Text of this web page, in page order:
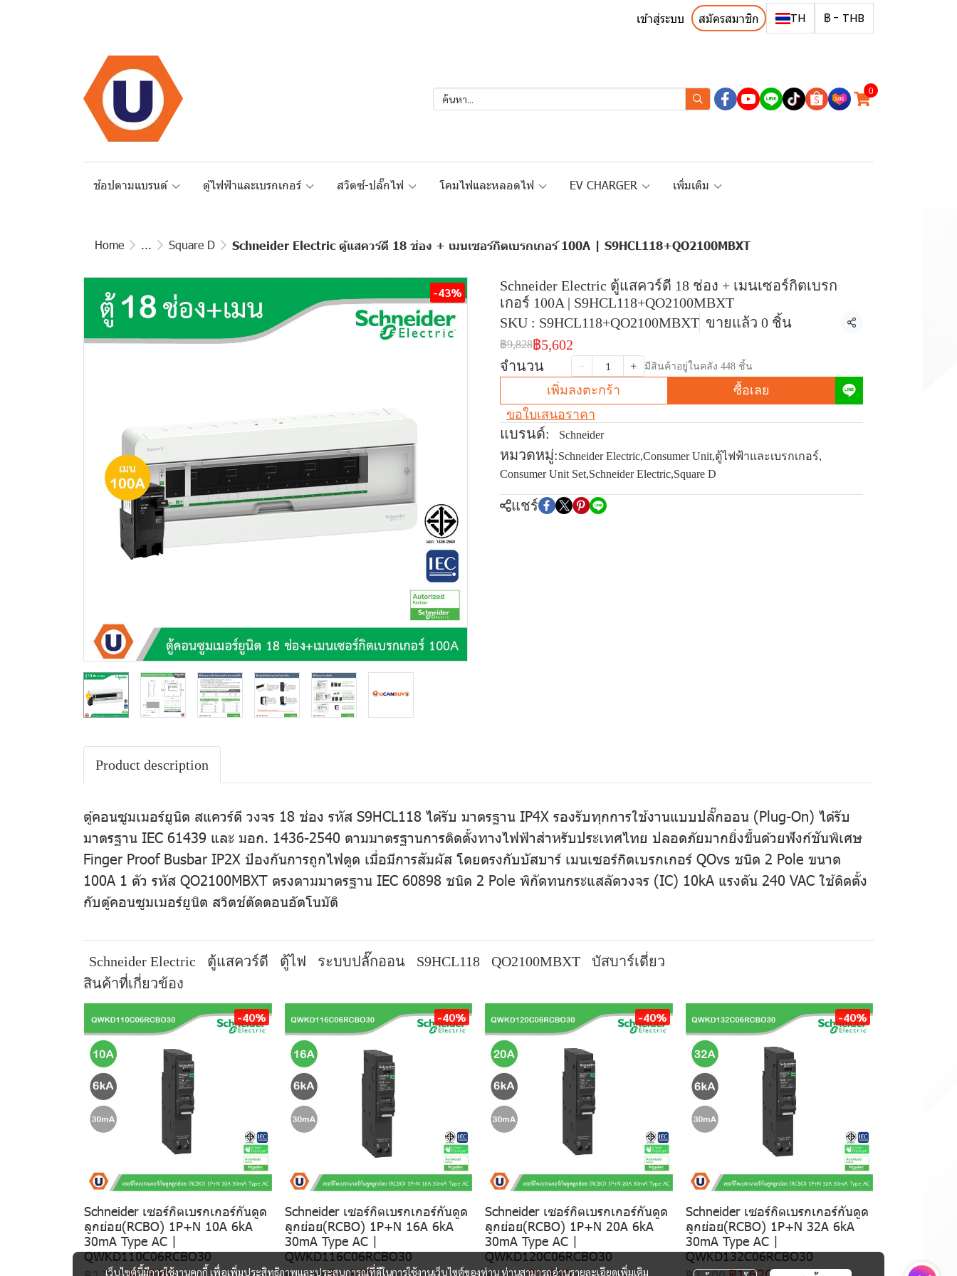
เข้าสู่ระบบ สมัครสมาชิก TH ฿ - THB
0
ช้อปตามแบรนด์ ตู้ไฟฟ้าและเบรกเกอร์ สวิตซ์-ปลั๊กไฟ โคมไฟและหลอดไฟ EV CHARGER เพิ่มเติม
Home ... Square D Schneider Electric ตู้แสควร์ดี 18 ช่อง + เมนเซอร์กิตเบรกเกอร์ 100A | S9HCL118+QO2100MBXT
-43%
Schneider Electric ตู้แสควร์ดี 18 ช่อง + เมนเซอร์กิตเบรก
เกอร์ 100A | S9HCL118+QO2100MBXT
SKU : S9HCL118+QO2100MBXT ขายแล้ว 0 ชิ้น แชร์
฿9,828฿5,602
จำนวน
มีสินค้าอยู่ในคลัง 448 ชิ้น
เพิ่มลงตะกร้า
ซื้อเลย
ขอใบเสนอราคา
แบรนด์: Schneider
หมวดหมู่:Schneider Electric,Consumer Unit,ตู้ไฟฟ้าและเบรกเกอร์,
Consumer Unit Set,Schneider Electric,Square D
แชร์
Product description
ตู้คอนซูมเมอร์ยูนิต สแควร์ดี วงจร 18 ช่อง รหัส S9HCL118 ได้รับ มาตรฐาน IP4X รองรับทุกการใช้งานแบบปลั๊กออน (Plug-On) ได้รับ
มาตรฐาน IEC 61439 และ มอก. 1436-2540 ตามมาตรฐานการติดตั้งทางไฟฟ้าสำหรับประเทศไทย ปลอดภัยมากยิ่งขึ้นด้วยฟังก์ชันพิเศษ
Finger Proof Busbar IP2X ป้องกันการถูกไฟดูด เมื่อมีการสัมผัส โดยตรงกับบัสบาร์ เมนเซอร์กิตเบรกเกอร์ QOvs ชนิด 2 Pole ขนาด
100A 1 ตัว รหัส QO2100MBXT ตรงตามมาตรฐาน IEC 60898 ชนิด 2 Pole พิกัดทนกระแสลัดวงจร (IC) 10kA แรงดัน 240 VAC ใช้ติดตั้ง
กับตู้คอนซูมเมอร์ยูนิต สวิตช์ตัดตอนอัตโนมัติ
Schneider Electric ตู้แสควร์ดี ตู้ไฟ ระบบปลั๊กออน S9HCL118 QO2100MBXT
บัสบาร์เดี่ยว
สินค้าที่เกี่ยวข้อง
-40%
Schneider เซอร์กิตเบรกเกอร์กันดูด
ลูกย่อย(RCBO) 1P+N 10A 6kA
30mA Type AC |
QWKD110C06RCBO30
-40%
Schneider เซอร์กิตเบรกเกอร์กันดูด
ลูกย่อย(RCBO) 1P+N 16A 6kA
30mA Type AC |
QWKD116C06RCBO30
-40%
Schneider เซอร์กิตเบรกเกอร์กันดูด
ลูกย่อย(RCBO) 1P+N 20A 6kA
30mA Type AC |
QWKD120C06RCBO30
-40%
Schneider เซอร์กิตเบรกเกอร์กันดูด
ลูกย่อย(RCBO) 1P+N 32A 6kA
30mA Type AC |
QWKD132C06RCBO30
เว็บไซต์นี้มีการใช้งานคุกกี้ เพื่อเพิ่มประสิทธิภาพและประสบการณ์ที่ดีในการใช้งานเว็บไซต์ของท่าน ท่านสามารถอ่านรายละเอียดเพิ่มเติม